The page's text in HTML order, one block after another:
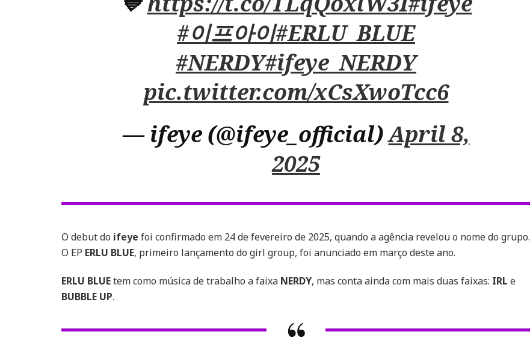
#이프아이#ERLU_BLUE
#NERDY#ifeye_NERDY
pic.twitter.com/xCsXwoTcc6
— ifeye (@ifeye_official)April 8,
2025
O debut do ifeye foi confirmado em 24 de fevereiro de 2025, quando a agência revelou o nome do grupo.
O EP ERLU BLUE, primeiro lançamento do girl group, foi anunciado em março deste ano.
ERLU BLUEtem como música de trabalho a faixa NERDY, mas conta ainda com mais duas faixas: IRL e
BUBBLE UP.